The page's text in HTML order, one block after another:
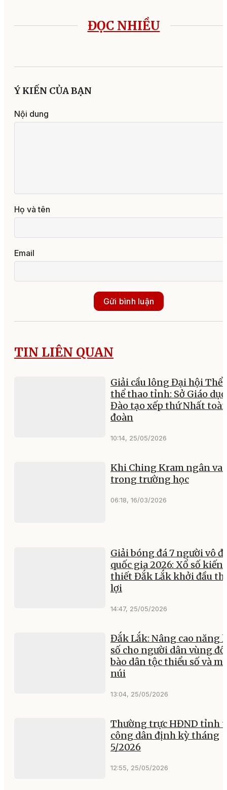
ĐỌC NHIỀU
Ý KIẾN CỦA BẠN
Nội dung
Họ và tên
Email
Gửi bình luận
TIN LIÊN QUAN
Giải cầu lông Đại hội Thể
thể thao tỉnh: Sở Giáo dục
Đào tạo xếp thứ Nhất
đoàn
10:14, 25/05/2026
Khi Ching Kram ngân
trong trường học
06:18, 16/03/2026
Giải bóng đá 7 người vô
quốc gia 2026: Xổ số kiến
thiết Đắk Lắk khởi đầu
lợi
14:47, 25/05/2026
Đắk Lắk: Nâng cao năng
số cho người dân vùng
bào dân tộc thiểu số và
núi
13:04, 25/05/2026
Thường trực HĐND tỉnh
công dân định kỳ tháng
5/2026
12:55, 25/05/2026